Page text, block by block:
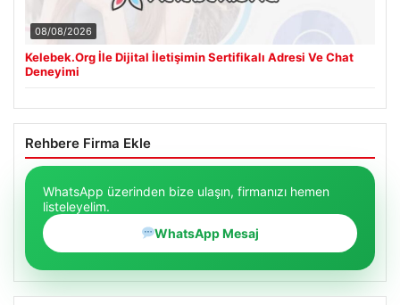
08/08/2026
Kelebek.Org İle Dijital İletişimin Sertifikalı Adresi Ve Chat
Deneyimi
Rehbere Firma Ekle
WhatsApp üzerinden bize ulaşın, firmanızı hemen
listeleyelim.
WhatsApp Mesaj